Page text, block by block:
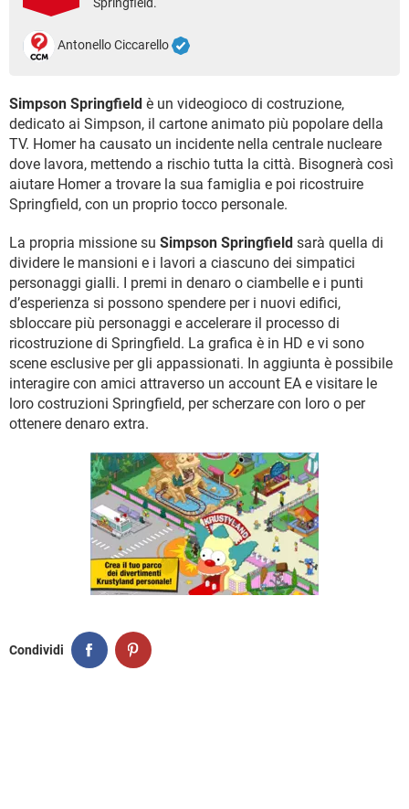
TIKTOK
HARDWARE
Antonello Ciccarello
Simpson Springfield è un videogioco di costruzione,
dedicato ai Simpson, il cartone animato più popolare della
TV. Homer ha causato un incidente nella centrale nucleare
dove lavora, mettendo a rischio tutta la città. Bisognerà così
aiutare Homer a trovare la sua famiglia e poi ricostruire
Springfield, con un proprio tocco personale.
La propria missione su Simpson Springfield sarà quella di
dividere le mansioni e i lavori a ciascuno dei simpatici
personaggi gialli. I premi in denaro o ciambelle e i punti
d’esperienza si possono spendere per i nuovi edifici,
sbloccare più personaggi e accelerare il processo di
ricostruzione di Springfield. La grafica è in HD e vi sono
scene esclusive per gli appassionati. In aggiunta è possibile
interagire con amici attraverso un account EA e visitare le
loro costruzioni Springfield, per scherzare con loro o per
ottenere denaro extra.
Condividi